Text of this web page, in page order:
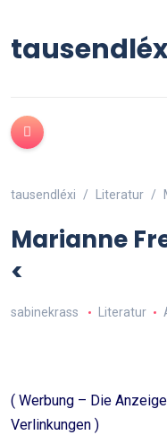
tausendléxi Literatur
Marianne
<
sabinekrass Literatur
( Werbung – Die
Verlinkungen )